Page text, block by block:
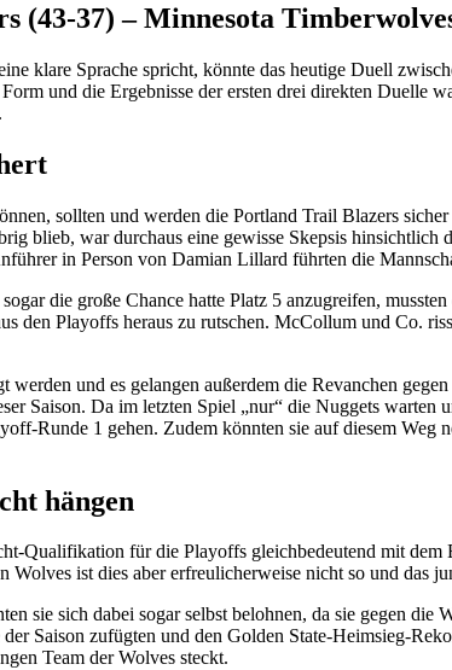
(43-37) – Minnesota
klare Sprache spricht, könnte das heutige Duell
und die Ergebnisse der ersten drei direkten Duelle
sollten und werden die Portland Trail Blazers
blieb, war durchaus eine gewisse Skepsis
in Person von Damian Lillard führten die
die große Chance hatte Platz 5 anzugreifen,
den Playoffs heraus zu rutschen. McCollum und Co.
und es gelangen außerdem die Revanchen
Saison. Da im letzten Spiel „nur“ die Nuggets
Runde 1 gehen. Zudem könnten sie auf diesem
hängen
Qualifikation für die Playoffs gleichbedeutend mit dem
Wolves ist dies aber erfreulicherweise nicht so und das
sie sich dabei sogar selbst belohnen, da sie gegen
Saison zufügten und den Golden State-Heimsieg-
Team der Wolves steckt.